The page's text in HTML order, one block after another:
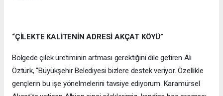
“ÇİLEKTE KALİTENİN ADRESİ AKÇAT KÖYÜ”
Bölgede çilek üretiminin artması gerektiğini dile getiren Ali
Öztürk, “Büyükşehir Belediyesi bizlere destek veriyor. Özellikle
gençlerin bu işe yönelmelerini tavsiye ediyorum. Karamürsel